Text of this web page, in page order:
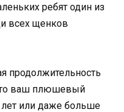
ребят один из
всех щенков
продолжительность
ваш плюшевый
или даже больше